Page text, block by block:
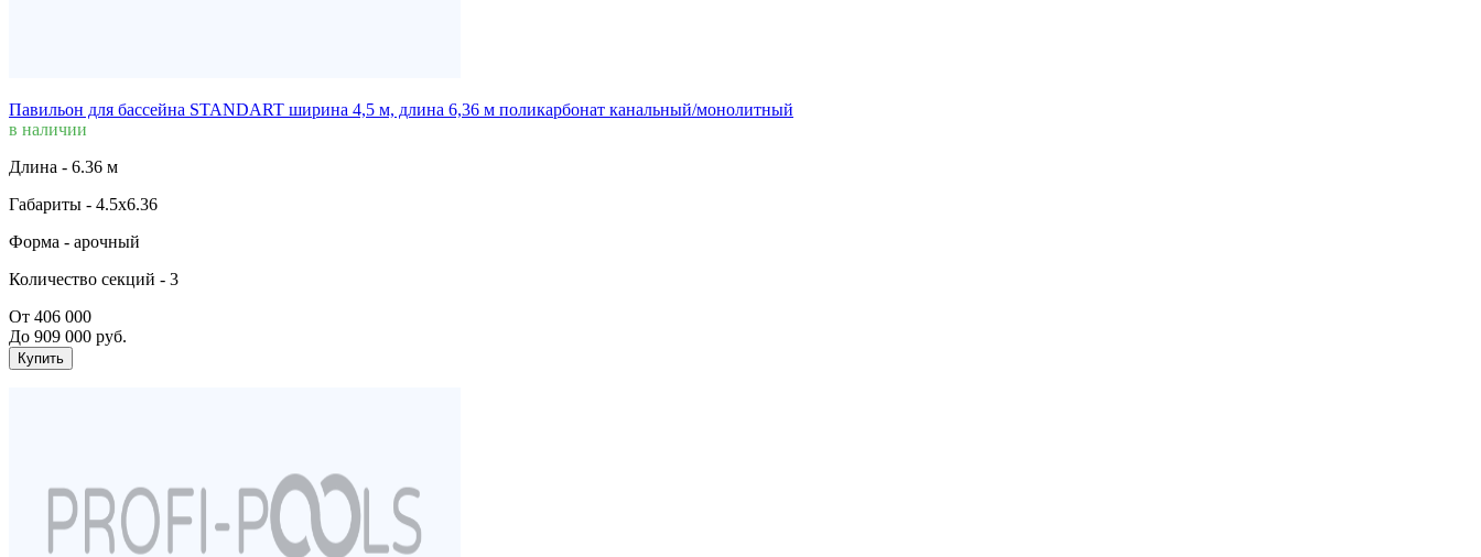
Павильон для бассейна STANDART ширина 4,5 м, длина 6,36 м поликарбонат канальный/монолитный
в наличии
Длина - 6.36 м
Габариты - 4.5х6.36
Форма - арочный
Количество секций - 3
От 406 000
До 909 000 руб.
Купить